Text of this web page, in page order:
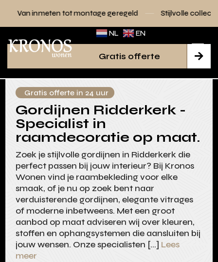
montage geregeld Stijlvolle collecties voor elk
NL EN

Gratis offerte
Gratis offerte in 24 uur
Gordijnen Ridderkerk -
Specialist in
raamdecoratie op maat.
Zoek je stijlvolle gordijnen in Ridderkerk die
perfect passen bij jouw interieur? Bij Kronos
Wonen vind je raambekleding voor elke
smaak, of je nu op zoek bent naar
verduisterende gordijnen, elegante vitrages
of moderne inbetweens. Met een groot
aanbod op maat adviseren wij over kleuren,
stoffen en ophangsystemen die aansluiten bij
jouw wensen. Onze specialisten […] Lees
meer